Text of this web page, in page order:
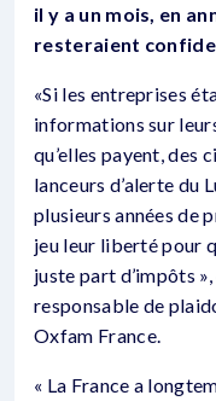
il y a un mois, en
resteraient
«Si les entreprises
informations sur
qu’elles payent, des
lanceurs d’alerte du
plusieurs années de
jeu leur liberté pour
juste part d’impôts
responsable de
Oxfam France.
« La France a